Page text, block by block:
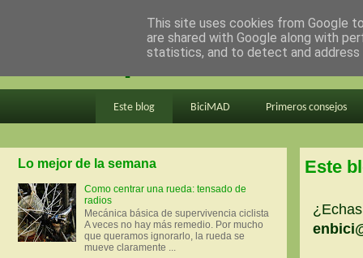
en bici por madrid
Este blog BiciMAD Primeros consejos
Este
Lo mejor de la semana
Como centrar una rueda: tensado de
radios
Mecánica básica de supervivencia ciclista
A veces no hay más remedio. Por mucho
que queramos ignorarlo, la rueda se
mueve claramente ...
This site uses cookies from Google
are shared with Google along with
statistics, and to detect and address